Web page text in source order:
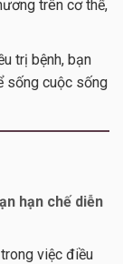
trên cơ thể,
trị bệnh, bạn
sống cuộc sống
hạn chế diễn
việc điều